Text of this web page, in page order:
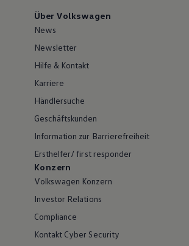
Über Volkswagen
News
Newsletter
Hilfe & Kontakt
Karriere
Händlersuche
Geschäftskunden
Information zur Barrierefreiheit
Ersthelfer/ first responder
Konzern
Volkswagen Konzern
Investor Relations
Compliance
Kontakt Cyber Security